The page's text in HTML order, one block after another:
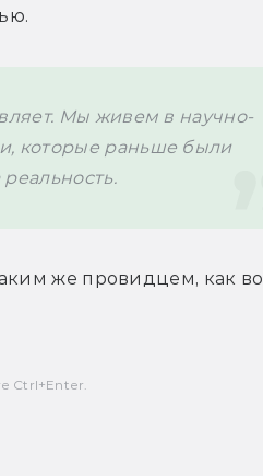
Мы живем в научно-
которые раньше были
же провидцем, как во
Ctrl+Enter.